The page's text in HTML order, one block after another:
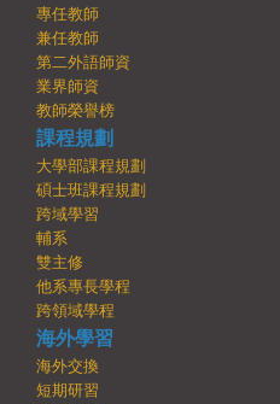
專任教師
兼任教師
第二外語師資
業界師資
教師榮譽榜
課程規劃
大學部課程規劃
碩士班課程規劃
跨域學習
輔系
雙主修
他系專長學程
跨領域學程
海外學習
海外交換
短期研習